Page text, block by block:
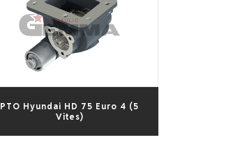
PTO Hyundai HD 75 Euro 4 (5
Vites)